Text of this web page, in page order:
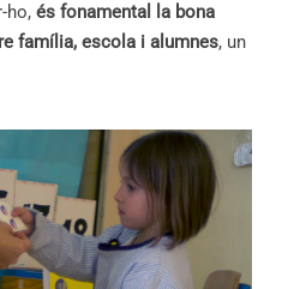
ho, és fonamental la bona
família, escola i alumnes, un